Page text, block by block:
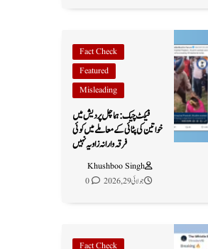
Fact Check
Featured
Misleading
فیکٹ چیک: ہماچل پردیش میں
خواتین کی پٹائی کے معاملے میں کوئی
فرقہ وارانہ زاویہ نہیں
Khushboo Singh
جولائی 29, 2026
0
Fact Check